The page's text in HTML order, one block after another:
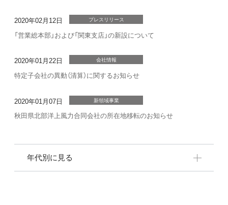
2020年02月12日 プレスリリース
「営業総本部」および「関東支店」の新設について
2020年01月22日 会社情報
特定子会社の異動（清算）に関するお知らせ
2020年01月07日 新領域事業
秋田県北部洋上風力合同会社の所在地移転のお知らせ
年代別に見る